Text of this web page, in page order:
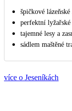
špičkové
perfektní
tajemné lesy a
sádlem maštěné
více o Jeseníkách